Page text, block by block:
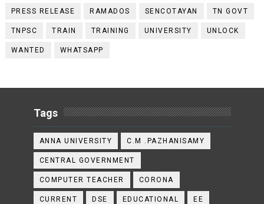
PRESS RELEASE RAMADOS SENCOTAYAN TN GOVT
TNPSC TRAIN TRAINING UNIVERSITY UNLOCK
WANTED WHATSAPP
Tags
ANNA UNIVERSITY C.M .PAZHANISAMY
CENTRAL GOVERNMENT
COMPUTER TEACHER CORONA
CURRENT DSE EDUCATIONAL EE